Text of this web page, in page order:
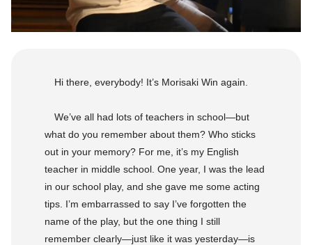
Hi there, everybody! It’s Morisaki Win again.
We’ve all had lots of teachers in school—but
what do you remember about them? Who sticks
out in your memory? For me, it’s my English
teacher in middle school. One year, I was the lead
in our school play, and she gave me some acting
tips. I’m embarrassed to say I’ve forgotten the
name of the play, but the one thing I still
remember clearly—just like it was yesterday—is